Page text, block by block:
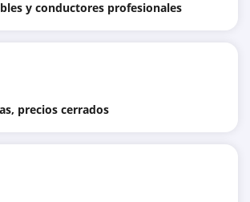
y conductores profesionales
precios cerrados